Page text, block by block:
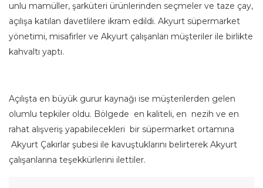
unlu mamüller, şarküteri ürünlerinden seçmeler ve taze çay,
açılışa katılan davetlilere ikram edildi. Akyurt süpermarket
yönetimi, misafirler ve Akyurt çalışanları müşteriler ile birlikte
kahvaltı yaptı.
Açılışta en büyük gurur kaynağı ise müşterilerden gelen
olumlu tepkiler oldu. Bölgede en kaliteli, en nezih ve en
rahat alışveriş yapabilecekleri bir süpermarket ortamına
Akyurt Çakırlar şubesi ile kavuştuklarını belirterek Akyurt
çalışanlarına teşekkürlerini ilettiler.